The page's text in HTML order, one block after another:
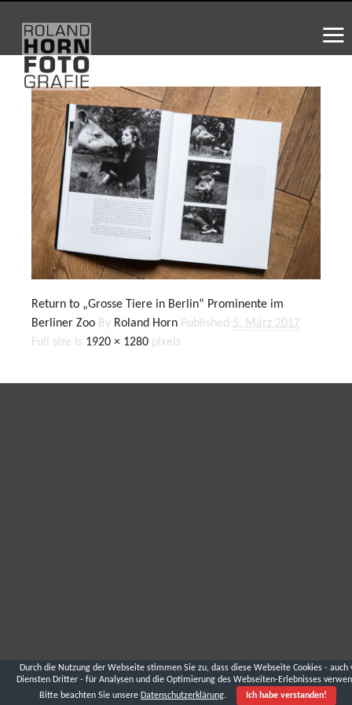
Return to „Grosse Tiere in Berlin“ Prominente im
Berliner Zoo By Roland Horn Published 5. März 2017
Full size is 1920 × 1280 pixels
Durch die Nutzung der Webseite stimmen Sie zu, dass diese Webseite Cookies - auch
Diensten Dritter - für Analysen und die Optimierung des Webseiten-Erlebnisses
Bitte beachten Sie unsere Datenschutzerklärung. Ich habe verstanden!